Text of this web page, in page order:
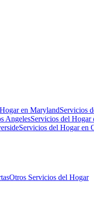
en MarylandServicios
AngelesServicios del Hogar
Servicios del Hogar en
Otros Servicios del Hogar